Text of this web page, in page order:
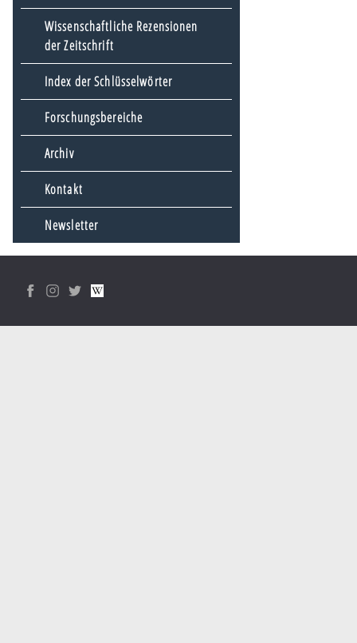
Wissenschaftliche Rezensionen
der Zeitschrift
Index der Schlüsselwörter
Forschungsbereiche
Archiv
Kontakt
Newsletter